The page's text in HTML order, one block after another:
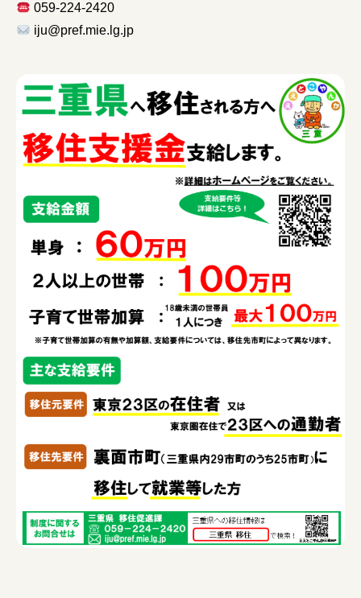
みえの仕事マッチングサイト
マイチャレ三重
シルバー人材の就労支援
059-224-2420
iju@pref.mie.lg.jp